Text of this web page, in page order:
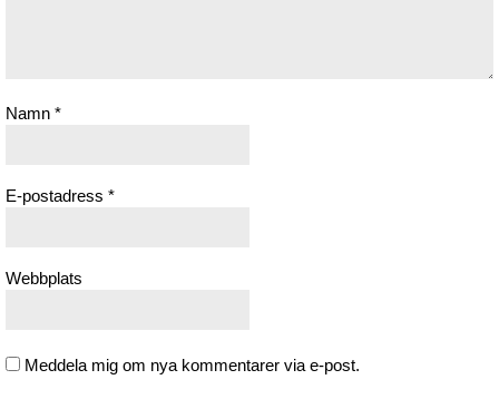
Namn *
E-postadress *
Webbplats
Meddela mig om nya kommentarer via e-post.